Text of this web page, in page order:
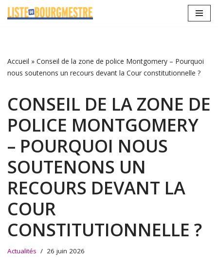
Accueil » Conseil de la zone de police Montgomery – Pourquoi
nous soutenons un recours devant la Cour constitutionnelle ?
CONSEIL DE LA ZONE DE
POLICE MONTGOMERY
– POURQUOI NOUS
SOUTENONS UN
RECOURS DEVANT LA
COUR
CONSTITUTIONNELLE ?
Actualités 26 juin 2026